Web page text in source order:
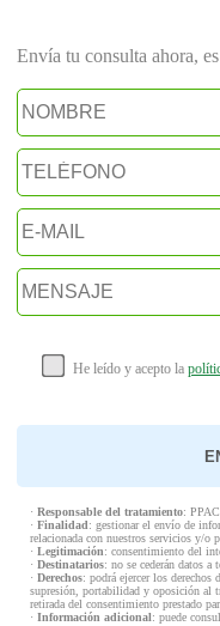
Envía tu consulta ahora,
He leído y acepto la
· Responsable del tratamiento: PPAC
· Finalidad: gestionar el envío de
relacionada con nuestros servicios y/o
· Legitimación: consentimiento del
· Destinatarios: no se cederán datos a
· Derechos: podrá ejercer los derechos
supresión, portabilidad y oposición al
retirada del consentimiento prestado
· Información adicional: puede